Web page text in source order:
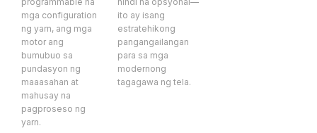
mga configuration
ng yarn, ang mga
motor ang
bumubuo sa
pundasyon ng
maaasahan at
mahusay na
pagproseso ng
yarn.
ito ay isang
estratehikong
pangangailangan
para sa mga
modernong
tagagawa ng tela.